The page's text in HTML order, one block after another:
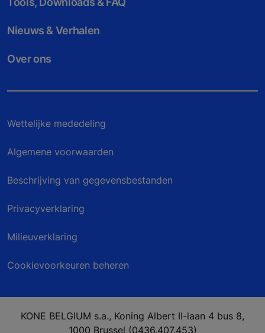
Nieuws & Verhalen
Over ons
Wettelijke mededeling
Algemene voorwaarden
Beschrijving van gegevensbestanden
Privacyverklaring
Milieuverklaring
Cookievoorkeuren beheren
KONE BELGIUM s.a., Koning Albert II-laan 4 bus 8,
1000 Brussel (0436.407.453)